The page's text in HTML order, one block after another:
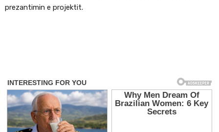
prezantimin e projektit.